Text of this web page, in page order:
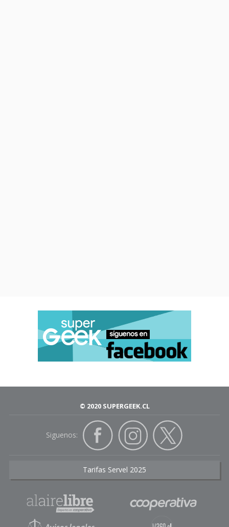
© 2020 SUPERGEEK.CL
Siguenos:
Tarifas Servel 2025